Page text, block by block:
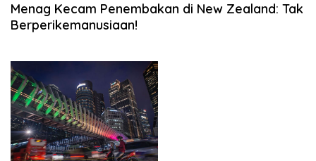
Menag Kecam Penembakan di New Zealand: Tak
Berperikemanusiaan!